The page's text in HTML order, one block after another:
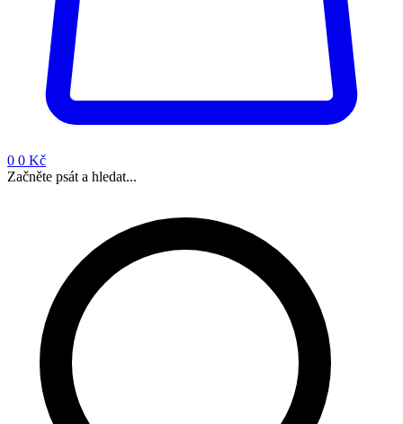
0 0 Kč
Začněte psát a hledat...